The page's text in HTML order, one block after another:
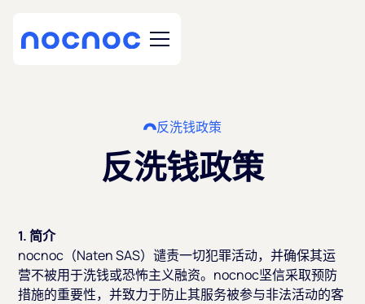
反洗钱政策
反洗钱政策
1. 简介
nocnoc（Naten SAS）谴责一切犯罪活动，并确保其运
营不被用于洗钱或恐怖主义融资。nocnoc坚信采取预防
措施的重要性，并致力于防止其服务被参与非法活动的客